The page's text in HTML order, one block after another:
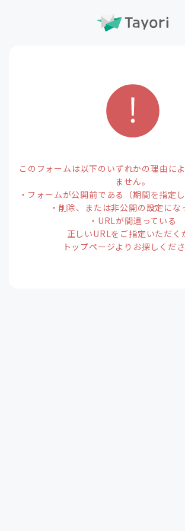
このフォームは以下のいずれかの理由に
ません。
・フォームが公開前である（期間を指定
・削除、または非公開の設定にな
・URLが間違っている
正しいURLをご指定いただく
トップページよりお探しくださ